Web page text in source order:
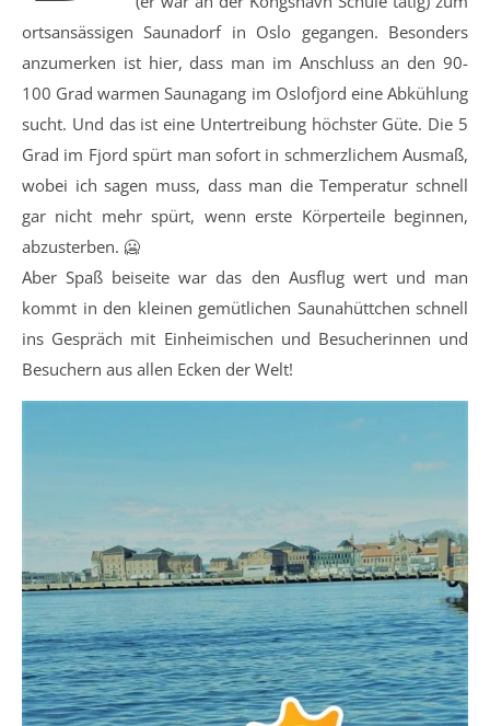
ortsansässigen Saunadorf in Oslo gegangen. Besonders
anzumerken ist hier, dass man im Anschluss an den 90-
100 Grad warmen Saunagang im Oslofjord eine Abkühlung
sucht. Und das ist eine Untertreibung höchster Güte. Die 5
Grad im Fjord spürt man sofort in schmerzlichem Ausmaß,
wobei ich sagen muss, dass man die Temperatur schnell
gar nicht mehr spürt, wenn erste Körperteile beginnen,
abzusterben. 🥶
Aber Spaß beiseite war das den Ausflug wert und man
kommt in den kleinen gemütlichen Saunahüttchen schnell
ins Gespräch mit Einheimischen und Besucherinnen und
Besuchern aus allen Ecken der Welt!